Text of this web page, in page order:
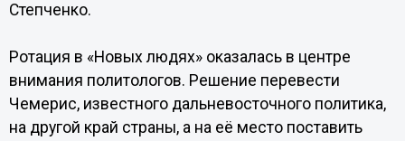
Степченко.
Ротация в «Новых людях» оказалась в центре
внимания политологов. Решение перевести
Чемерис, известного дальневосточного политика,
на другой край страны, а на её место поставить